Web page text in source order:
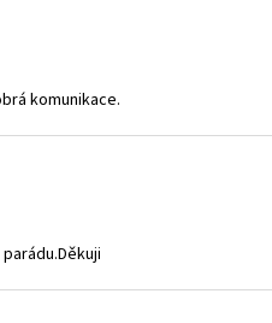
komunikace.